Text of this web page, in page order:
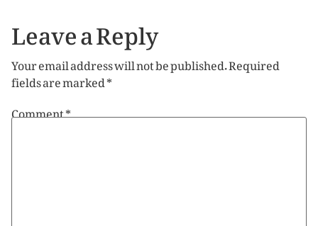
Leave a Reply
Your email address will not be published.Required
fields are marked*
Comment*